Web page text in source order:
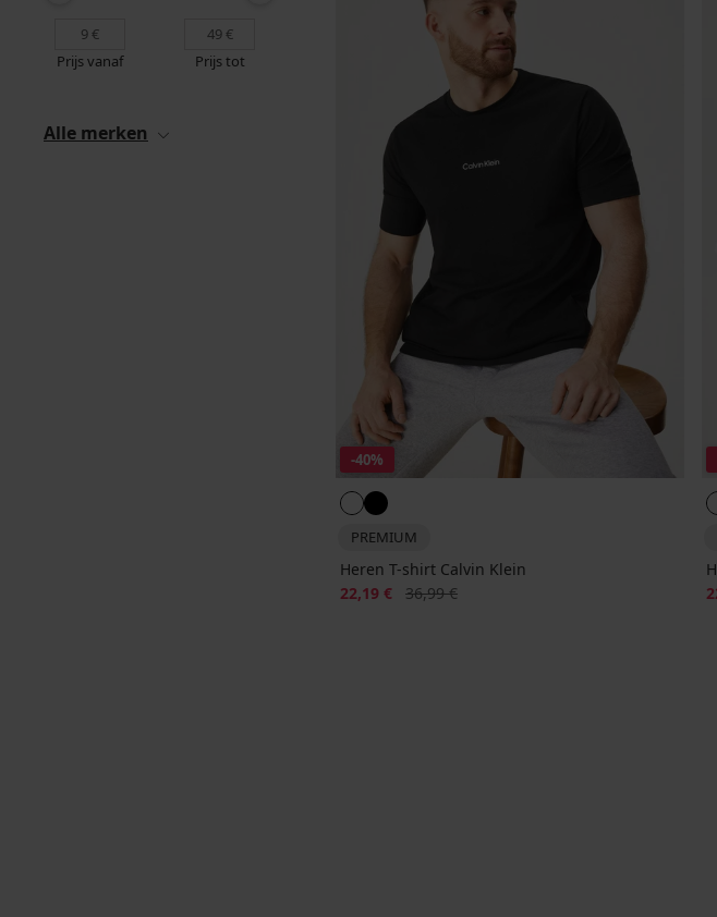
Prijs vanaf Prijs tot
Alle merken
-40%
PREMIUM
Heren T-shirt Calvin Klein
Korting
22,19 € Oorspronkelijke prijs
36,99 €